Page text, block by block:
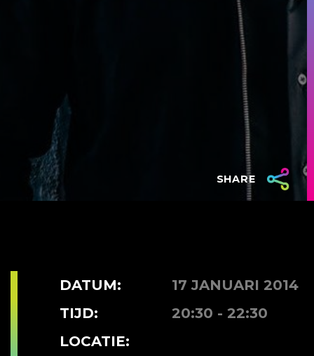
SHARE
DATUM:
17 JANUARI 2014
TIJD:
20:30 - 22:30
LOCATIE: